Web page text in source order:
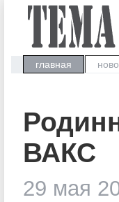
главная
ВАКС
29 мая